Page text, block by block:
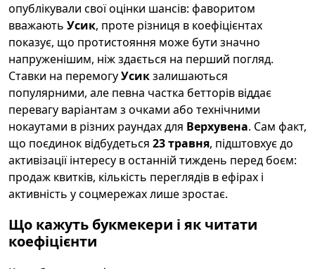
опублікували свої оцінки шансів: фаворитом
вважають Усик, проте різниця в коефіцієнтах
показує, що протистояння може бути значно
напруженішим, ніж здається на перший погляд.
Ставки на перемогуУсикзалишаються
популярними, але певна частка бетторів віддає
перевагу варіантам з очками або технічними
нокаутами в різних раундах для Верхувена. Сам факт,
що поєдинок відбудеться 23 травня, підштовхує до
активізації інтересу в останній тиждень перед боєм:
продаж квитків, кількість переглядів в ефірах і
активність у соцмережах лише зростає.
Що кажуть букмекери і як читати
коефіцієнти